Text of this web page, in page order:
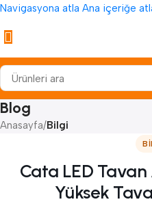
Navigasyona atla Ana içeriğe
Blog
Anasayfa/Bilgi
Cata LED Tavan
Yüksek